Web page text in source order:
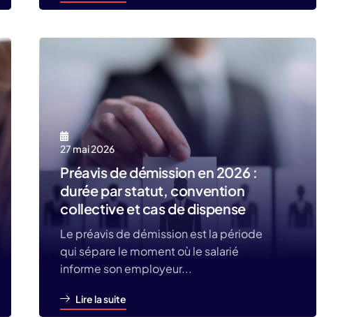
27 mai 2026
Préavis de démission en 2026 :
durée par statut, convention
collective et cas de dispense
Le préavis de démission est la période
qui sépare le moment où le salarié
informe son employeur...
Lire la suite